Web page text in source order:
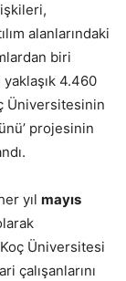
alanlarındaki
biri
4.460
Üniversitesinin
projesinin
yıl mayıs
Üniversitesi
çalışanlarını